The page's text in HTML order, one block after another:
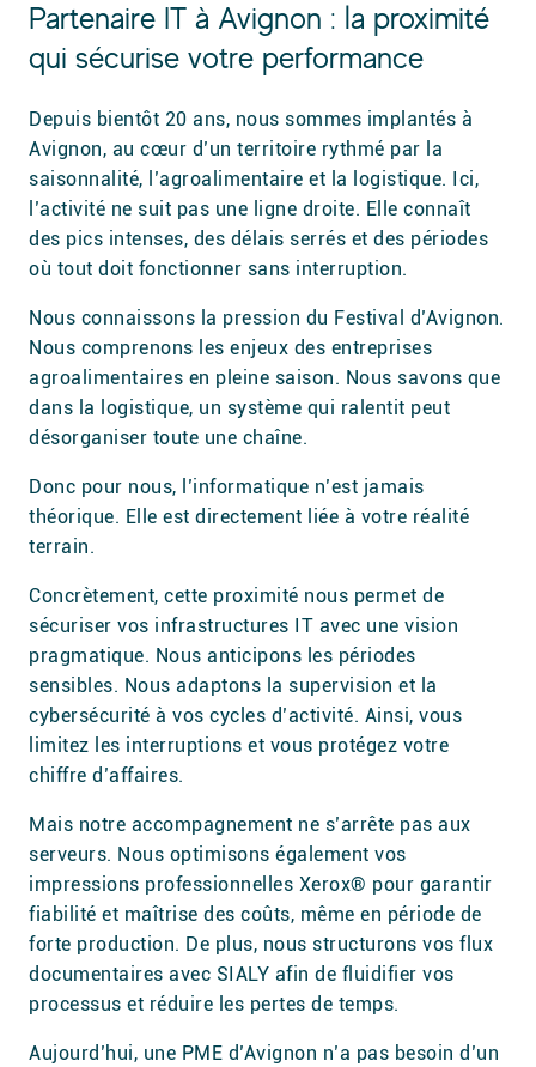
Partenaire IT à Avignon : la proximité
qui sécurise votre performance
Depuis bientôt 20 ans, nous sommes implantés à
Avignon, au cœur d’un territoire rythmé par la
saisonnalité, l’agroalimentaire et la logistique. Ici,
l’activité ne suit pas une ligne droite. Elle connaît
des pics intenses, des délais serrés et des périodes
où tout doit fonctionner sans interruption.
Nous connaissons la pression du Festival d’Avignon.
Nous comprenons les enjeux des entreprises
agroalimentaires en pleine saison. Nous savons que
dans la logistique, un système qui ralentit peut
désorganiser toute une chaîne.
Donc pour nous, l’informatique n’est jamais
théorique. Elle est directement liée à votre réalité
terrain.
Concrètement, cette proximité nous permet de
sécuriser vos infrastructures IT avec une vision
pragmatique. Nous anticipons les périodes
sensibles. Nous adaptons la supervision et la
cybersécurité à vos cycles d’activité. Ainsi, vous
limitez les interruptions et vous protégez votre
chiffre d’affaires.
Mais notre accompagnement ne s’arrête pas aux
serveurs. Nous optimisons également vos
impressions professionnelles Xerox® pour garantir
fiabilité et maîtrise des coûts, même en période de
forte production. De plus, nous structurons vos flux
documentaires avec SIALY afin de fluidifier vos
processus et réduire les pertes de temps.
Aujourd’hui, une PME d’Avignon n’a pas besoin d’un